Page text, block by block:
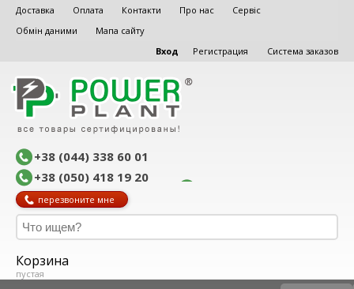
Доставка Оплата Контакти Про нас
Сервіс
Обмін даними
Мапа сайту
Вход
Регистрация Система заказов
+38 (044) 338 60 01
+38 (050) 418 19 20
перезвоните мне
Корзина
пустая